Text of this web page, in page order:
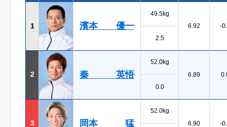
1 濱本 優一
49.5kg
6.92
-
2.5
2 秦 英悟
52.0kg
6.89
0.0
3 岡本 猛
52.0kg
6.90
-